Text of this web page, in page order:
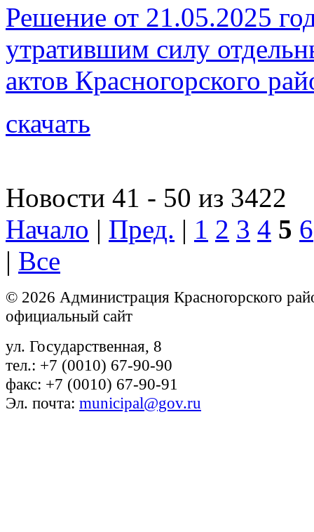
Решение от 21.05.2025
утратившим силу
актов Красногорского
скачать
Новости 41 - 50 из 3422
Начало | Пред. | 1 2 3 4 5 6
| Все
© 2026 Администрация Красногорского
официальный сайт
ул. Государственная, 8
тел.: +7 (0010) 67-90-90
факс: +7 (0010) 67-90-91
Эл. почта: municipal@gov.ru